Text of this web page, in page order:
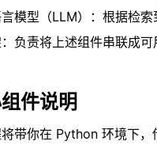
模型（LLM）：根据检索
负责将上述组件串联成可
件说明
带你在 Python 环境下，